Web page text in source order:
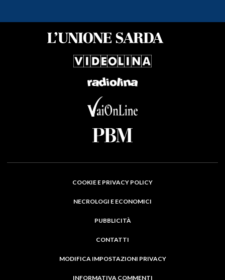
COOKIE E PRIVACY POLICY
NECROLOGI E ECONOMICI
PUBBLICITÀ
CONTATTI
MODIFICA IMPOSTAZIONI PRIVACY
INFORMATIVA COMMENTI